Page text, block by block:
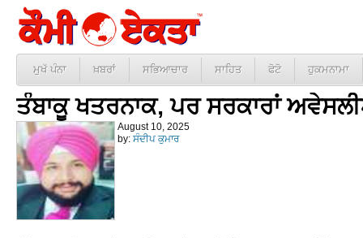
ਮੁਖੱ ਪੰਨਾ ਖ਼ਬਰਾਂ ਸਭਿਆਚਾਰ ਸਾਹਿਤ ਫੋਟੋ ਹੁਕਮਨਾਮਾ
ਤੰਬਾਕੂ ਖਤਰਨਾਕ, ਪਰ ਸਰਕਾਰਾਂ
August 10, 2025
by: ਸੰਦੀਪ ਕੁਮਾਰ